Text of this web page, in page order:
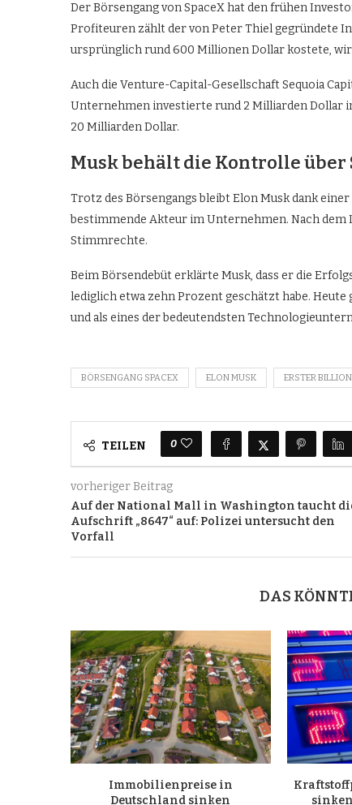
Der Börsengang von SpaceX hat den frühen
Profiteuren zählt der von Peter Thiel gegründete
ursprünglich rund 600 Millionen Dollar kostete,
Auch die Venture-Capital-Gesellschaft Sequoia
Unternehmen investierte rund 2 Milliarden Dollar
20 Milliarden Dollar.
Musk behält die Kontrolle über
Trotz des Börsengangs bleibt Elon Musk dank
bestimmende Akteur im Unternehmen. Nach
Stimmrechte.
Beim Börsendebüt erklärte Musk, dass er die
lediglich etwa zehn Prozent geschätzt habe.
und als eines der bedeutendsten
BÖRSENGANG SPACEX ELON MUSK ERSTER
TEILEN 0
vorheriger Beitrag
Auf der National Mall in Washington taucht
Aufschrift „8647“ auf: Polizei untersucht den
Vorfall
DAS
Immobilienpreise in
Deutschland sinken